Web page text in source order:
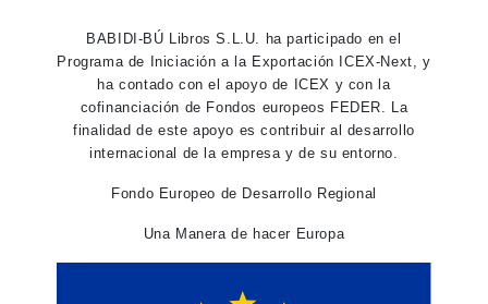
BABIDI-BÚ Libros S.L.U. ha participado en el
Programa de Iniciación a la Exportación ICEX-Next, y
ha contado con el apoyo de ICEX y con la
cofinanciación de Fondos europeos FEDER. La
finalidad de este apoyo es contribuir al desarrollo
internacional de la empresa y de su entorno.
Fondo Europeo de Desarrollo Regional
Una Manera de hacer Europa